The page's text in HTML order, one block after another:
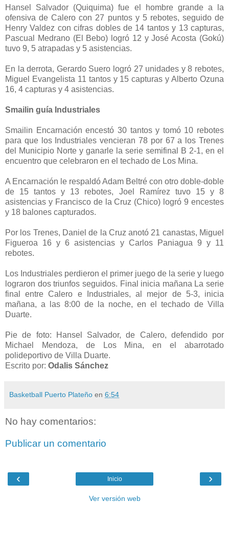
Hansel Salvador (Quiquima) fue el hombre grande a la
ofensiva de Calero con 27 puntos y 5 rebotes, seguido de
Henry Valdez con cifras dobles de 14 tantos y 13 capturas,
Pascual Medrano (El Bebo) logró 12 y José Acosta (Gokú)
tuvo 9, 5 atrapadas y 5 asistencias.
En la derrota, Gerardo Suero logró 27 unidades y 8 rebotes,
Miguel Evangelista 11 tantos y 15 capturas y Alberto Ozuna
16, 4 capturas y 4 asistencias.
Smailin guía Industriales
Smailin Encarnación encestó 30 tantos y tomó 10 rebotes
para que los Industriales vencieran 78 por 67 a los Trenes
del Municipio Norte y ganarle la serie semifinal B 2-1, en el
encuentro que celebraron en el techado de Los Mina.
A Encarnación le respaldó Adam Beltré con otro doble-doble
de 15 tantos y 13 rebotes, Joel Ramírez tuvo 15 y 8
asistencias y Francisco de la Cruz (Chico) logró 9 encestes
y 18 balones capturados.
Por los Trenes, Daniel de la Cruz anotó 21 canastas, Miguel
Figueroa 16 y 6 asistencias y Carlos Paniagua 9 y 11
rebotes.
Los Industriales perdieron el primer juego de la serie y luego
lograron dos triunfos seguidos. Final inicia mañana La serie
final entre Calero e Industriales, al mejor de 5-3, inicia
mañana, a las 8:00 de la noche, en el techado de Villa
Duarte.
Pie de foto: Hansel Salvador, de Calero, defendido por
Michael Mendoza, de Los Mina, en el abarrotado
polideportivo de Villa Duarte.
Escrito por: Odalis Sánchez
Basketball Puerto Plateño en 6:54
No hay comentarios:
Publicar un comentario
‹ ›
Inicio
Ver versión web